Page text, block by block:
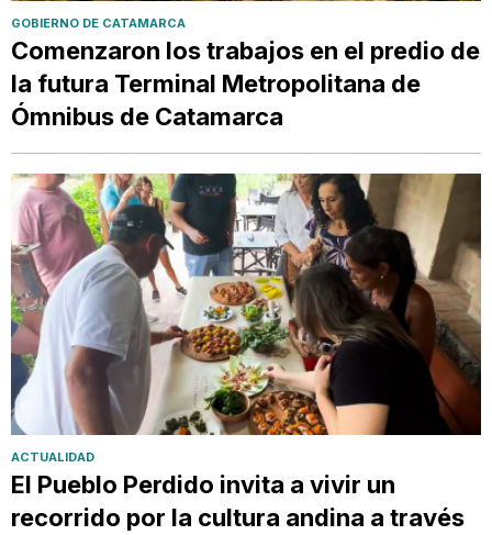
GOBIERNO DE CATAMARCA
Comenzaron los trabajos en el predio de
la futura Terminal Metropolitana de
Ómnibus de Catamarca
ACTUALIDAD
El Pueblo Perdido invita a vivir un
recorrido por la cultura andina a través